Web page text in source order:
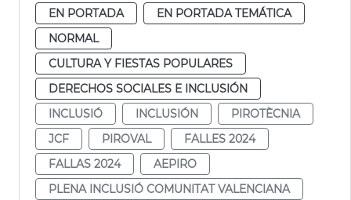
EN PORTADA
EN PORTADA TEMÁTICA
NORMAL
CULTURA Y FIESTAS POPULARES
DERECHOS SOCIALES E INCLUSIÓN
INCLUSIÓ
INCLUSIÓN
PIROTÈCNIA
JCF
PIROVAL
FALLES 2024
FALLAS 2024
AEPIRO
PLENA INCLUSIÓ COMUNITAT VALENCIANA